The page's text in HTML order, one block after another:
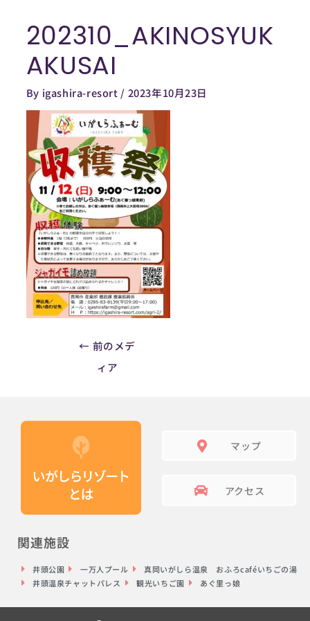
202310_AKINOSYUK
AKUSAI
By igashira-resort / 2023年10月23日
Post
navigation
← 前のメデ
ィア
マップ
アクセス
関連施設
井頭公園 一万人プール
真岡いがしら温泉 おふろcaféいちごの湯
井頭温泉チャットパレス
観光いちご園 あぐ里っ娘